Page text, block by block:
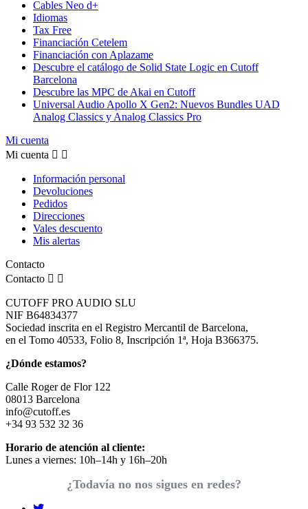
Cables Neo d+
Idiomas
Tax Free
Financiación Cetelem
Financiación con Aplazame
Descubre el catálogo de Solid State Logic en Cutoff
Barcelona
Descubre las MPC de Akai en Cutoff
Universal Audio Apollo X Gen2: Nuevos Bundles UAD
Analog Classics y Analog Classics Pro
Mi cuenta
Mi cuenta  
Información personal
Devoluciones
Pedidos
Direcciones
Vales descuento
Mis alertas
Contacto
Contacto  
CUTOFF PRO AUDIO SLU
NIF B64834377
Sociedad inscrita en el Registro Mercantil de Barcelona,
en el Tomo 40533, Folio 8, Inscripción 1ª, Hoja B366375.
¿Dónde estamos?
Calle Roger de Flor 122
08013 Barcelona
info@cutoff.es
+34 93 532 32 36
Horario de atención al cliente:
Lunes a viernes: 10h–14h y 16h–20h
¿Todavía no nos sigues en redes?